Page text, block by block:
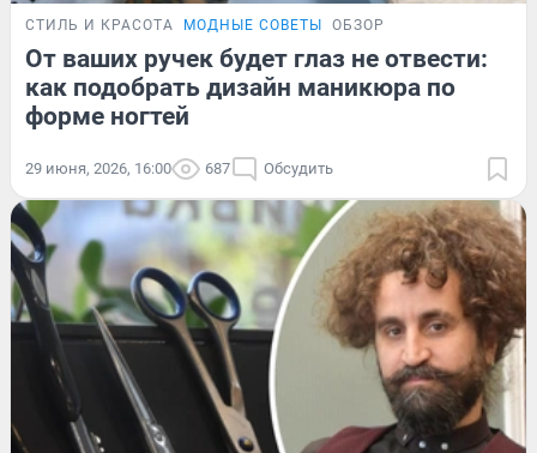
СТИЛЬ И КРАСОТА МОДНЫЕ СОВЕТЫ ОБЗОР
От ваших ручек будет глаз не отвести:
как подобрать дизайн маникюра по
форме ногтей
29 июня, 2026, 16:00 687 Обсудить